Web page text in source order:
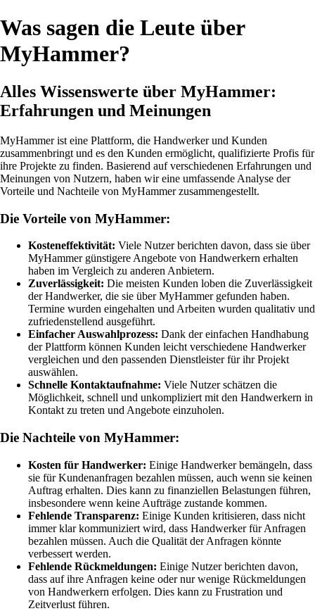
Was sagen die Leute über
MyHammer?
Alles Wissenswerte über MyHammer:
Erfahrungen und Meinungen
MyHammer ist eine Plattform, die Handwerker und Kunden
zusammenbringt und es den Kunden ermöglicht, qualifizierte Profis für
ihre Projekte zu finden. Basierend auf verschiedenen Erfahrungen und
Meinungen von Nutzern, haben wir eine umfassende Analyse der
Vorteile und Nachteile von MyHammer zusammengestellt.
Die Vorteile von MyHammer:
Kosteneffektivität: Viele Nutzer berichten davon, dass sie über
MyHammer günstigere Angebote von Handwerkern erhalten
haben im Vergleich zu anderen Anbietern.
Zuverlässigkeit: Die meisten Kunden loben die Zuverlässigkeit
der Handwerker, die sie über MyHammer gefunden haben.
Termine wurden eingehalten und Arbeiten wurden qualitativ und
zufriedenstellend ausgeführt.
Einfacher Auswahlprozess: Dank der einfachen Handhabung
der Plattform können Kunden leicht verschiedene Handwerker
vergleichen und den passenden Dienstleister für ihr Projekt
auswählen.
Schnelle Kontaktaufnahme: Viele Nutzer schätzen die
Möglichkeit, schnell und unkompliziert mit den Handwerkern in
Kontakt zu treten und Angebote einzuholen.
Die Nachteile von MyHammer:
Kosten für Handwerker: Einige Handwerker bemängeln, dass
sie für Kundenanfragen bezahlen müssen, auch wenn sie keinen
Auftrag erhalten. Dies kann zu finanziellen Belastungen führen,
insbesondere wenn keine Aufträge zustande kommen.
Fehlende Transparenz: Einige Kunden kritisieren, dass nicht
immer klar kommuniziert wird, dass Handwerker für Anfragen
bezahlen müssen. Auch die Qualität der Anfragen könnte
verbessert werden.
Fehlende Rückmeldungen: Einige Nutzer berichten davon,
dass auf ihre Anfragen keine oder nur wenige Rückmeldungen
von Handwerkern erfolgen. Dies kann zu Frustration und
Zeitverlust führen.